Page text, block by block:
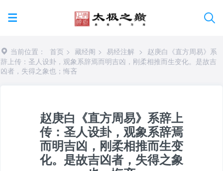
当前位置： 首页 > 藏经阁 > 易经注解 > 赵庚白《直方周易》系
辞上传：圣人设卦，观象系辞焉而明吉凶，刚柔相推而生变化。是故吉
凶者，失得之象也；悔吝
赵庚白《直方周易》系辞上
传：圣人设卦，观象系辞焉
而明吉凶，刚柔相推而生变
化。是故吉凶者，失得之象